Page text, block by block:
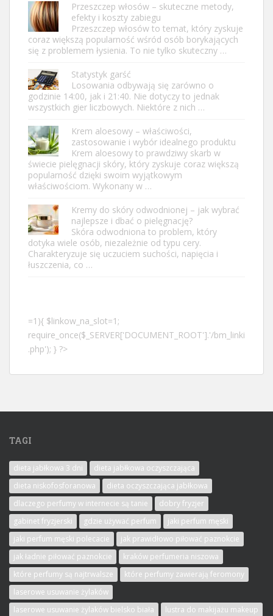
Przeszczep włosów – skuteczne metody,
efekty i koszty zabiegu
Przeszczep włosów to temat, który zyskuje
coraz większą popularność wśród osób borykających
się z problemem łysienia. To nie tylko skuteczny …
Statystyk garść
Losowania odbywają się zarówno o
godzinie 14:00, jak i 21:40. Nie dotyczy to jednak
wszystkich gier liczbowych. Niektóre z nich …
Krem aloesowy – właściwości,
zastosowanie i wybór idealnego produktu
Krem aloesowy to prawdziwy skarb w
świecie pielęgnacji skóry, który zyskuje coraz większą
popularność dzięki swoim wyjątkowym
właściwościom. Wykonany w …
Kremy do skóry odwodnionej – jak wybrać
najlepsze i dbać o pielęgnację?
Skóra odwodniona to problem, który
dotyka wiele osób, niezależnie od typu cery.
Charakteryzuje się uczuciem suchości, napięcia i
łuszczenia, co …
=1){ $linkow_na_slot=1;
require_once($_SERVER['DOCUMENT_ROOT'].'/bm_linki
.php'); } ?>
TAGI
dieta jabłkowa 3 dni
dieta jabłkowa oczyszczająca
dieta niskofosforanowa
dieta oczyszczająca jabłkowa
dlaczego perfumy w internecie są tanie
dobry fryzjer
gabinet fryzjerski
gdzie używać perfum
jaki perfum męski
jaki perfum męski polecacie
jak prawidłowo piłować paznokcie
jak ładnie piłować paznokcie
kraków perfumeria niszowa
które perfumy są najtrwalsze
które perfumy zawierają feromony
laserowe usuwanie żylaków
laserowe usuwanie żylaków bielsko biała
lustra do makijażu makeup